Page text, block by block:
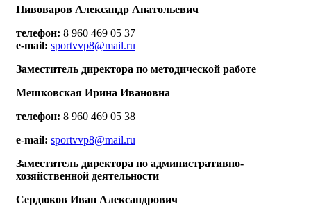
Пивоваров Александр Анатольевич
телефон: 8 960 469 05 37
e-mail: sportvvp8@mail.ru
Заместитель директора по методической работе
Мешковская Ирина Ивановна
телефон: 8 960 469 05 38
e-mail: sportvvp8@mail.ru
Заместитель директора по административно-
хозяйственной деятельности
Сердюков Иван Александрович